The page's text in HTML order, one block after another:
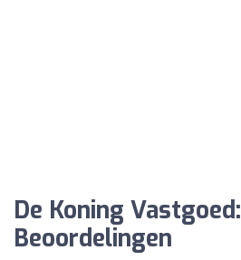
De Koning Vastgoed:
Beoordelingen